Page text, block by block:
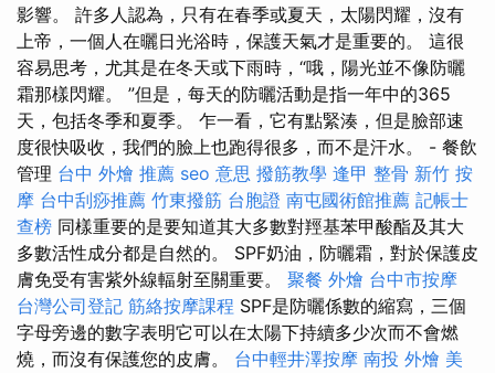
影響。 許多人認為，只有在春季或夏天，太陽閃耀，沒有
上帝，一個人在曬日光浴時，保護天氣才是重要的。 這很
容易思考，尤其是在冬天或下雨時，“哦，陽光並不像防曬
霜那樣閃耀。 ”但是，每天的防曬活動是指一年中的365
天，包括冬季和夏季。 乍一看，它有點緊湊，但是臉部速
度很快吸收，我們的臉上也跑得很多，而不是汗水。 - 餐飲
管理 台中 外燴 推薦 seo 意思 撥筋教學 逢甲 整骨 新竹 按
摩 台中刮痧推薦 竹東撥筋 台胞證 南屯國術館推薦 記帳士
查榜 同樣重要的是要知道其大多數對羥基苯甲酸酯及其大
多數活性成分都是自然的。 SPF奶油，防曬霜，對於保護皮
膚免受有害紫外線輻射至關重要。 聚餐 外燴 台中市按摩
台灣公司登記 筋絡按摩課程 SPF是防曬係數的縮寫，三個
字母旁邊的數字表明它可以在太陽下持續多少次而不會燃
燒，而沒有保護您的皮膚。 台中輕井澤按摩 南投 外燴 美